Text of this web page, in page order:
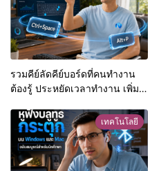
รวมคีย์ลัดคีย์บอร์ดที่คนทำงาน
ต้องรู้ ประหยัดเวลาทำงาน เพิ่ม
เทคโนโลยี